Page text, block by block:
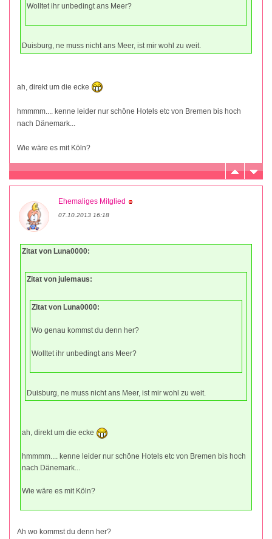
Wolltet ihr unbedingt ans Meer?
Duisburg, ne muss nicht ans Meer, ist mir wohl zu weit.
ah, direkt um die ecke
hmmmm.... kenne leider nur schöne Hotels etc von Bremen bis hoch
nach Dänemark...
Wie wäre es mit Köln?
Ehemaliges Mitglied
07.10.2013 16:18
Zitat von Luna0000:
Zitat von julemaus:
Zitat von Luna0000:
Wo genau kommst du denn her?
Wolltet ihr unbedingt ans Meer?
Duisburg, ne muss nicht ans Meer, ist mir wohl zu weit.
ah, direkt um die ecke
hmmmm.... kenne leider nur schöne Hotels etc von Bremen bis hoch
nach Dänemark...
Wie wäre es mit Köln?
Ah wo kommst du denn her?